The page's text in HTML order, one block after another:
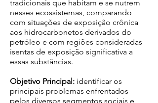
tradicionais que habitam e se nutrem
nesses ecossistemas, comparando
com situações de exposição crônica
aos hidrocarbonetos derivados do
petróleo e com regiões consideradas
isentas de exposição significativa a
essas substâncias.
Objetivo Principal: identificar os
principais problemas enfrentados
pelos diversos segmentos sociais e